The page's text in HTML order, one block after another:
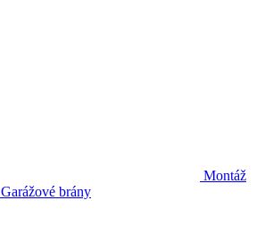
Montáž
Garážové brány